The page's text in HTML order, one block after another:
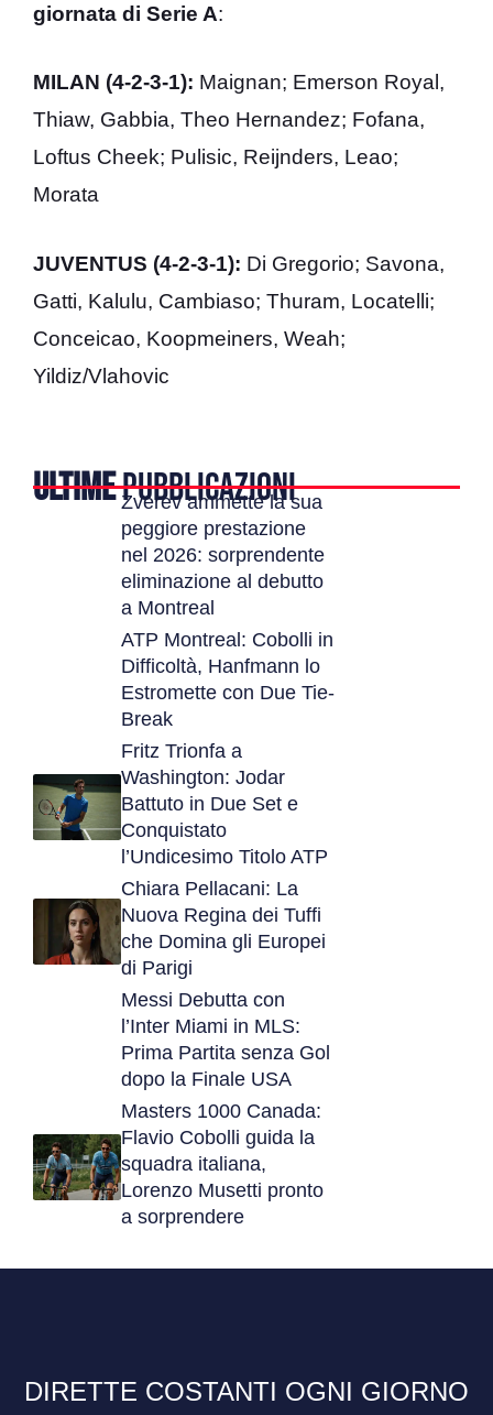
giornata di Serie A:
MILAN (4-2-3-1): Maignan; Emerson Royal,
Thiaw, Gabbia, Theo Hernandez; Fofana,
Loftus Cheek; Pulisic, Reijnders, Leao;
Morata
JUVENTUS (4-2-3-1): Di Gregorio; Savona,
Gatti, Kalulu, Cambiaso; Thuram, Locatelli;
Conceicao, Koopmeiners, Weah;
Yildiz/Vlahovic
ULTIMEPUBBLICAZIONI
Zverev ammette la sua
peggiore prestazione
nel 2026: sorprendente
eliminazione al debutto
a Montreal
ATP Montreal: Cobolli in
Difficoltà, Hanfmann lo
Estromette con Due Tie-
Break
Fritz Trionfa a
Washington: Jodar
Battuto in Due Set e
Conquistato
l’Undicesimo Titolo ATP
Chiara Pellacani: La
Nuova Regina dei Tuffi
che Domina gli Europei
di Parigi
Messi Debutta con
l’Inter Miami in MLS:
Prima Partita senza Gol
dopo la Finale USA
Masters 1000 Canada:
Flavio Cobolli guida la
squadra italiana,
Lorenzo Musetti pronto
a sorprendere
DIRETTE COSTANTI OGNI GIORNO